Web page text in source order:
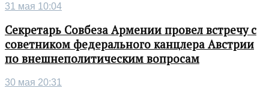
31 мая 10:04
Секретарь Совбеза Армении провел встречу с
советником федерального канцлера Австрии
по внешнеполитическим вопросам
30 мая 20:31